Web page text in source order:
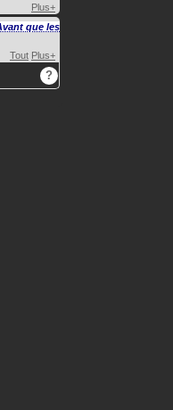
Plus+
que les
Tout Plus+
?